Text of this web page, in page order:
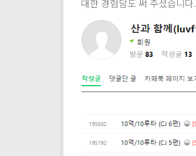
대한 경험담도 써 주셨습니다.